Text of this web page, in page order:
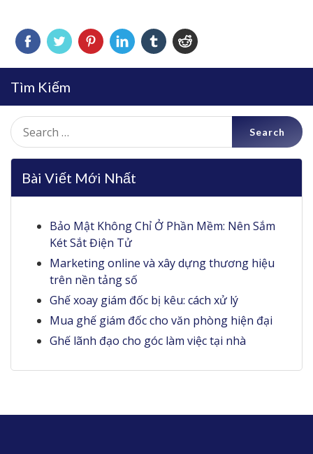
Tìm Kiếm
Search
for:
Bài Viết Mới Nhất
Bảo Mật Không Chỉ Ở Phần Mềm: Nên Sắm
Két Sắt Điện Tử
Marketing online và xây dựng thương hiệu
trên nền tảng số
Ghế xoay giám đốc bị kêu: cách xử lý
Mua ghế giám đốc cho văn phòng hiện đại
Ghế lãnh đạo cho góc làm việc tại nhà